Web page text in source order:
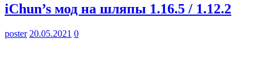
iChun’s мод на шляпы 1.16.5 / 1.12.2
poster 20.05.2021 0